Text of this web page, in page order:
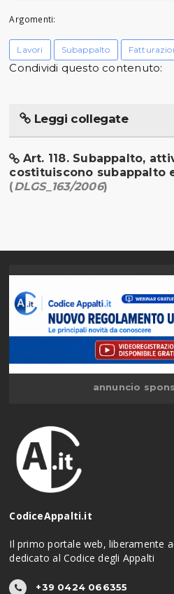
Argomenti:
Lavori Subappalto
Condividi questo contenuto:
Leggi collegate
Art. 118. Subappalto,
costituiscono subappalto
(DLGS_163/2006)
annuncio
CodiceAppalti.it
Il primo portale web, liberamente
dedicato al Codice degli Appalti
+39 0424 066355